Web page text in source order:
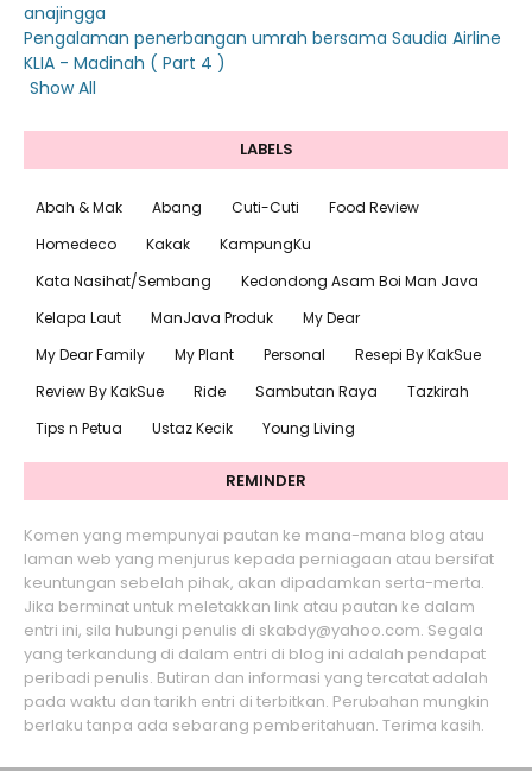
anajingga
Pengalaman penerbangan umrah bersama Saudia Airline
KLIA - Madinah ( Part 4 )
Show All
LABELS
Abah & Mak Abang Cuti-Cuti
Food Review
Homedeco
Kakak
KampungKu
Kata Nasihat/Sembang
Kedondong Asam Boi Man Java
Kelapa Laut
ManJava Produk
My Dear
My Dear Family
My Plant Personal
Resepi By KakSue
Review By KakSue
Ride Sambutan Raya
Tazkirah
Tips n Petua
Ustaz Kecik Young Living
REMINDER
Komen yang mempunyai pautan ke mana-mana blog atau
laman web yang menjurus kepada perniagaan atau bersifat
keuntungan sebelah pihak, akan dipadamkan serta-merta.
Jika berminat untuk meletakkan link atau pautan ke dalam
entri ini, sila hubungi penulis di skabdy@yahoo.com. Segala
yang terkandung di dalam entri di blog ini adalah pendapat
peribadi penulis. Butiran dan informasi yang tercatat adalah
pada waktu dan tarikh entri di terbitkan. Perubahan mungkin
berlaku tanpa ada sebarang pemberitahuan. Terima kasih.